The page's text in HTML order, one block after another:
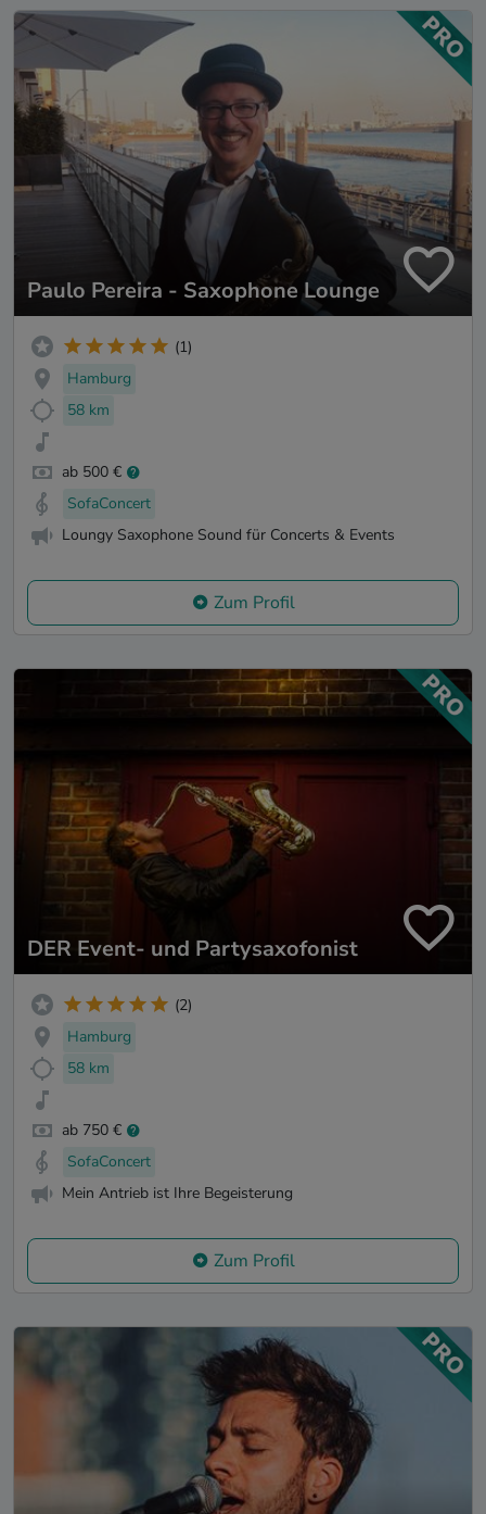
Paulo Pereira - Saxophone Lounge
(1)
Hamburg
58 km
ab 500 €
SofaConcert
Loungy Saxophone Sound für Concerts & Events
Zum Profil
DER Event- und Partysaxofonist
(2)
Hamburg
58 km
ab 750 €
SofaConcert
Mein Antrieb ist Ihre Begeisterung
Zum Profil